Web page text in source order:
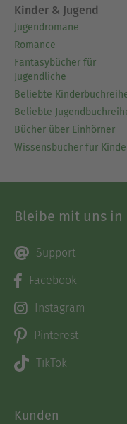
Kinder & Jugend
Jugendromane
Romance
Fantasybücher für
Jugendliche
Beliebte
Beliebte
Bücher über Einhörner
Wissensbücher für
Bleibe mit uns in
Support
Facebook
Instagram
Pinterest
TikTok
Kunden